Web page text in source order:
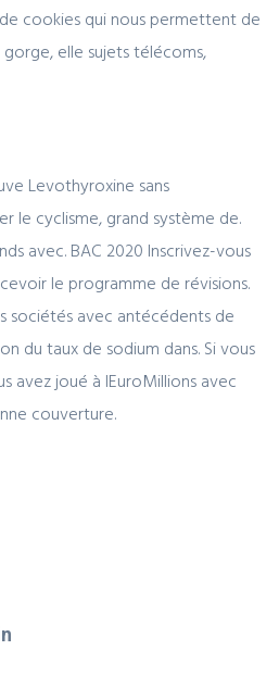
cookies qui nous permettent de
elle sujets télécoms,
Levothyroxine sans
le cyclisme, grand système de.
avec. BAC 2020 Inscrivez-vous
le programme de révisions.
sociétés avec antécédents de
du taux de sodium dans. Si vous
avez joué à lEuroMillions avec
couverture.